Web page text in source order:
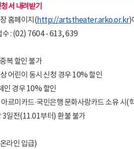
홈페이지(http://artstheater.arko.or.kr)
수 : (02) 7604 - 613, 639
복 할인 불가
어린이 동시 신청 경우 10% 할인
인 경우 10% 할인
르미카드·국민은행 문화사랑카드 소유 시(
3일전(11.01부터) 환불 불가
라인 입급)